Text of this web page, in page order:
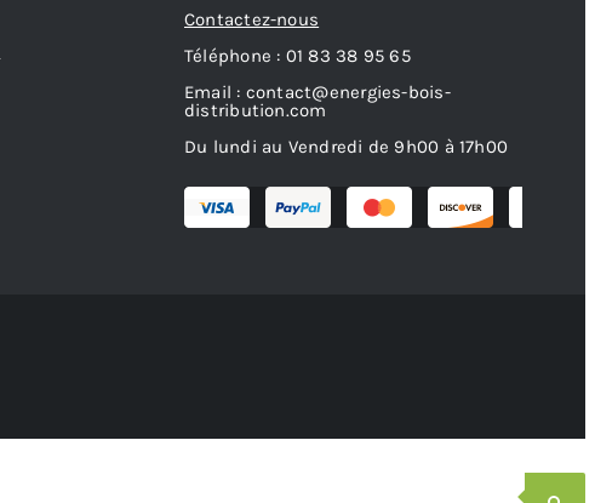
Contactez-nous
Téléphone : 01 83 38 95 65
Email : contact@energies-bois-
distribution.com
Du lundi au Vendredi de 9h00 à 17h00